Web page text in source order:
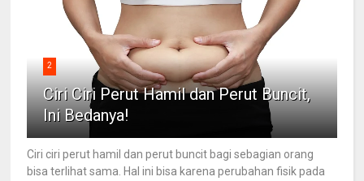
2
Ciri Ciri Perut Hamil dan Perut Buncit,
Ini Bedanya!
Ciri ciri perut hamil dan perut buncit bagi sebagian orang
bisa terlihat sama. Hal ini bisa karena perubahan fisik pada